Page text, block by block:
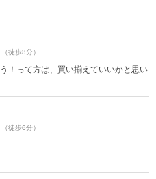
（徒歩3分）
！って方は、買い揃えていいかと思い
（徒歩6分）